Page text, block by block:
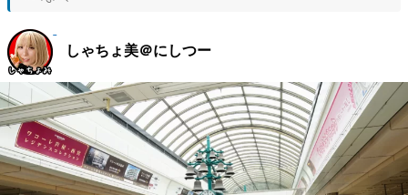
しゃちょ美＠にしつー